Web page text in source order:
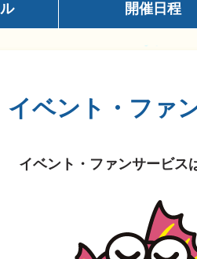
開催日程
イベント・ファ
イベント・ファンサービス